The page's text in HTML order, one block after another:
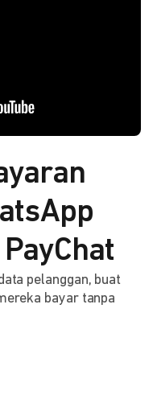
pelanggan, buat
bayar tanpa